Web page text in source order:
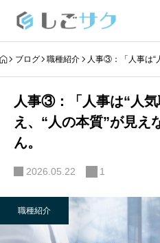
ブログ 職種紹介 人事③：「人事は“
人事③：「人事は“人
え、“人の本質”が見え
ん。
2026.05.22 1
職種紹介